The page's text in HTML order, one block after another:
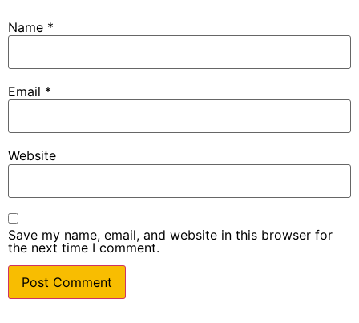
Name *
Email *
Website
Save my name, email, and website in this browser for
the next time I comment.